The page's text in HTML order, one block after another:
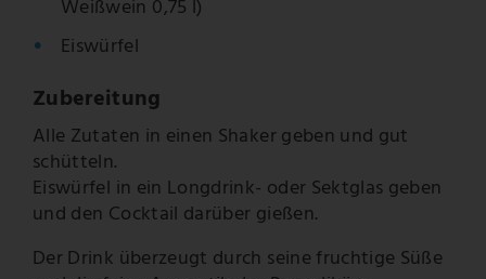
Weißwein 0,75 l)
Eiswürfel
Zubereitung
Alle Zutaten in einen Shaker geben und gut
schütteln.
Eiswürfel in ein Longdrink- oder Sektglas geben
und den Cocktail darüber gießen.
Der Drink überzeugt durch seine fruchtige Süße